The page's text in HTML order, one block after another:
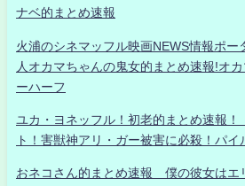
ナベ的まとめ速報
火浦のシネマッフル映画NEWS情報ポー
人オカマちゃんの鬼女的まとめ速報!オ
ーハーフ
ユカ・ヨネッフル！初老的まとめ速報！
ト！害獣神アリ・ガー被害に必殺！パイ
おネコさん的まとめ速報 僕の彼女はエ